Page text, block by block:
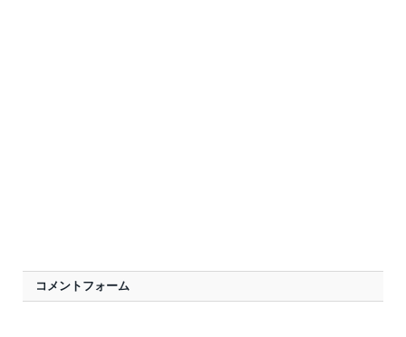
コメントフォーム